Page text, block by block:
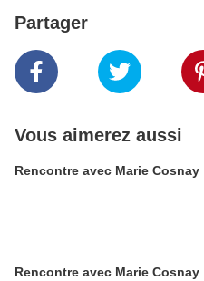
Partager
Vous aimerez aussi
Rencontre avec Marie Cosnay
Rencontre avec Marie Cosnay